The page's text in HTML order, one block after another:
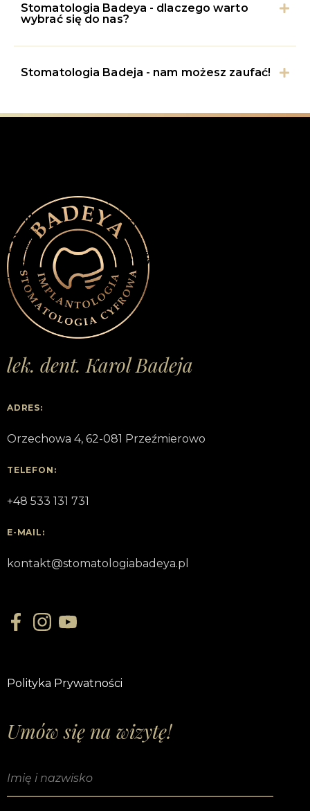
Stomatologia Badeya - dlaczego warto
wybrać się do nas?
Stomatologia Badeja - nam możesz zaufać!
lek. dent. Karol Badeja
ADRES:
Orzechowa 4, 62-081 Przeźmierowo
TELEFON:
+48 533 131 731
E-MAIL:
kontakt@stomatologiabadeya.pl
Polityka Prywatności
Umów się na wizytę!